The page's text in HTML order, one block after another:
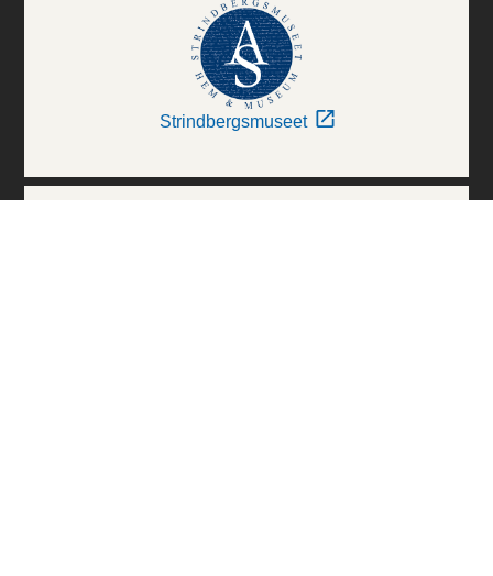
Strindbergsmuseet